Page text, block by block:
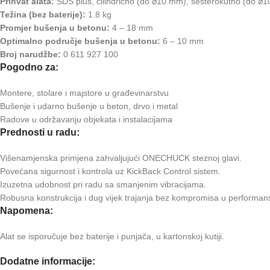
Težina (bez baterije): 1.8 kg
Promjer bušenja u betonu: 4 – 18 mm
Optimalno područje bušenja u betonu: 6 – 10 mm
Broj narudžbe: 0 611 927 100
Pogodno za:
Montere, stolare i majstore u građevinarstvu
Bušenje i udarno bušenje u beton, drvo i metal
Radove u održavanju objekata i instalacijama
Prednosti u radu:
Višenamjenska primjena zahvaljujući ONECHUCK steznoj glavi.
Povećana sigurnost i kontrola uz KickBack Control sistem.
Izuzetna udobnost pri radu sa smanjenim vibracijama.
Robusna konstrukcija i dug vijek trajanja bez kompromisa u
Napomena:
Alat se isporučuje bez baterije i punjača, u kartonskoj kutiji.
Dodatne informacije: